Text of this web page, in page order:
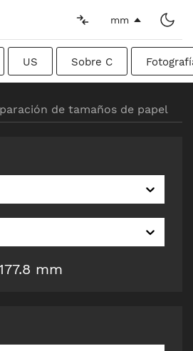
mm
US Sobre C
de tamaños de papel
mm